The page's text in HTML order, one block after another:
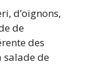
d’oignons,
de
des
de